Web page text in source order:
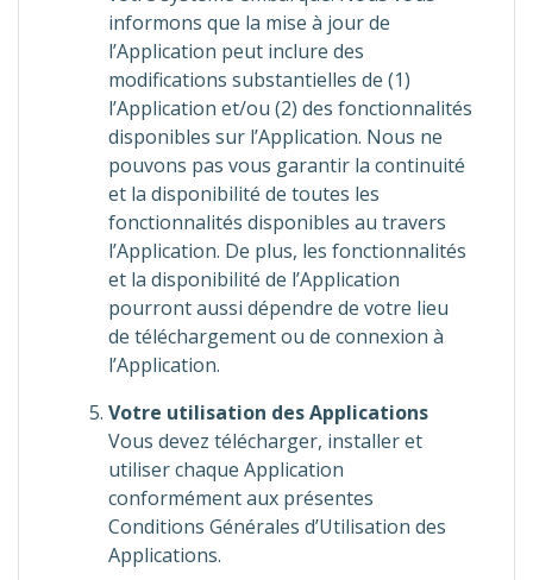
informons que la mise à jour de
l’Application peut inclure des
modifications substantielles de (1)
l’Application et/ou (2) des fonctionnalités
disponibles sur l’Application. Nous ne
pouvons pas vous garantir la continuité
et la disponibilité de toutes les
fonctionnalités disponibles au travers
l’Application. De plus, les fonctionnalités
et la disponibilité de l’Application
pourront aussi dépendre de votre lieu
de téléchargement ou de connexion à
l’Application.
Votre utilisation des Applications
Vous devez télécharger, installer et
utiliser chaque Application
conformément aux présentes
Conditions Générales d’Utilisation des
Applications.